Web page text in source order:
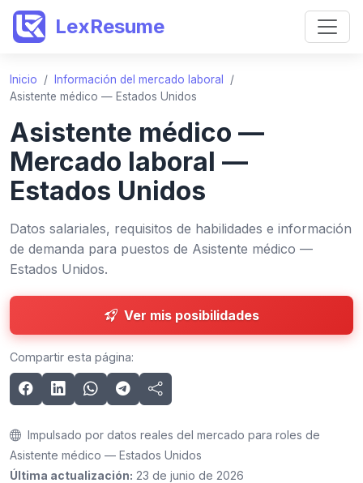
LexResume
Inicio / Información del mercado laboral
/
Asistente médico — Estados Unidos
Asistente médico —
Mercado laboral —
Estados Unidos
Datos salariales, requisitos de habilidades e información
de demanda para puestos de Asistente médico —
Estados Unidos.
Ver mis posibilidades
Compartir esta página:
Impulsado por datos reales del mercado para roles de
Asistente médico — Estados Unidos
Última actualización: 23 de junio de 2026